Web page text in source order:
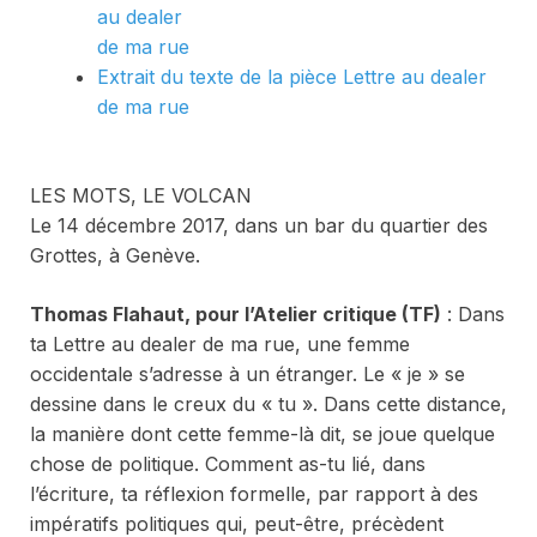
au dealer
de ma rue
Extrait du texte de la pièce Lettre au dealer
de ma rue
LES MOTS, LE VOLCAN
Le 14 décembre 2017, dans un bar du quartier des
Grottes, à Genève.
Thomas Flahaut, pour l’Atelier critique (TF) : Dans
ta Lettre au dealer de ma rue, une femme
occidentale s’adresse à un étranger. Le « je » se
dessine dans le creux du « tu ». Dans cette distance,
la manière dont cette femme-là dit, se joue quelque
chose de politique. Comment as-tu lié, dans
l’écriture, ta réflexion formelle, par rapport à des
impératifs politiques qui, peut-être, précèdent